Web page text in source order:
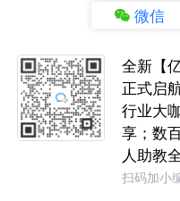
微信
全新【
正式启
行业大
享；数
人助教
扫码加小